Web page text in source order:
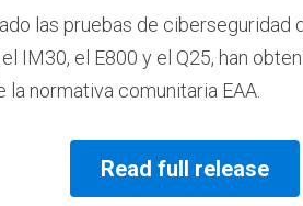
las pruebas de ciberseguridad
IM30, el E800 y el Q25, han
normativa comunitaria EAA.
Read full release